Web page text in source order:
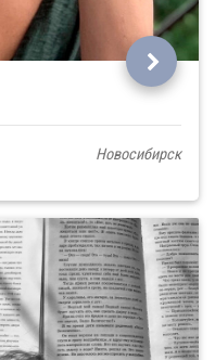
Новосибирск